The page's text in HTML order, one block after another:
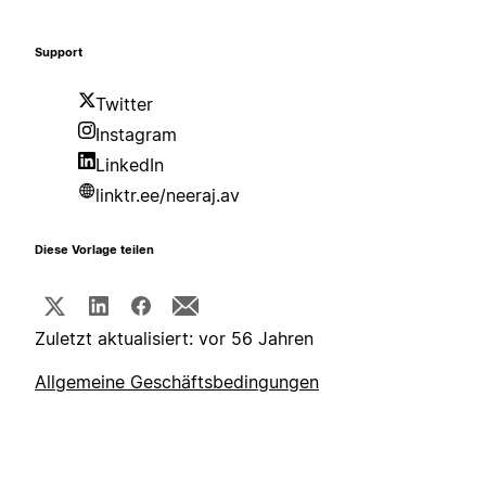
Support
Twitter
Instagram
LinkedIn
linktr.ee/neeraj.av
Diese Vorlage teilen
Zuletzt aktualisiert: vor 56 Jahren
Allgemeine Geschäftsbedingungen